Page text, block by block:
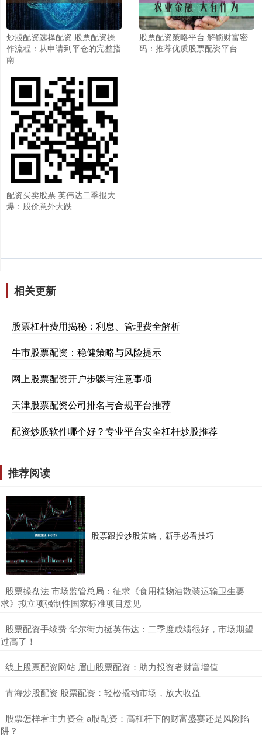
炒股配资选择配资 股票配资操
作流程：从申请到平仓的完整指
南
股票配资策略平台 解锁财富密
码：推荐优质股票配资平台
配资买卖股票 英伟达二季报大
爆：股价意外大跌
相关更新
股票杠杆费用揭秘：利息、管理费全解析
牛市股票配资：稳健策略与风险提示
网上股票配资开户步骤与注意事项
天津股票配资公司排名与合规平台推荐
配资炒股软件哪个好？专业平台安全杠杆炒股推荐
推荐阅读
股票跟投炒股策略，新手必看技巧
​股票操盘法 市场监管总局：征求《食用植物油散装运输卫生要
求》拟立项强制性国家标准项目意见
​股票配资手续费 华尔街力挺英伟达：二季度成绩很好，市场期望
过高了！
​线上股票配资网站 眉山股票配资：助力投资者财富增值
​青海炒股配资 股票配资：轻松撬动市场，放大收益
​股票怎样看主力资金 a股配资：高杠杆下的财富盛宴还是风险陷
阱？